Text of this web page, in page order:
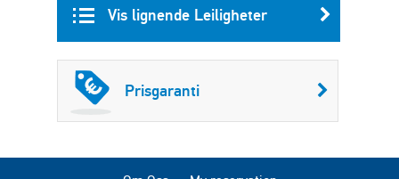
Vis lignende Leiligheter
Prisgaranti